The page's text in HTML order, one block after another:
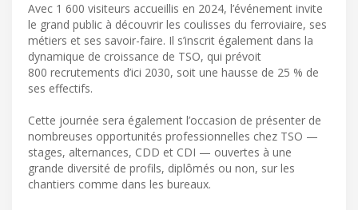
Avec 1 600 visiteurs accueillis en 2024, l’événement invite
le grand public à découvrir les coulisses du ferroviaire, ses
métiers et ses savoir-faire. Il s’inscrit également dans la
dynamique de croissance de TSO, qui prévoit
800 recrutements d’ici 2030, soit une hausse de 25 % de
ses effectifs.
Cette journée sera également l’occasion de présenter de
nombreuses opportunités professionnelles chez TSO —
stages, alternances, CDD et CDI — ouvertes à une
grande diversité de profils, diplômés ou non, sur les
chantiers comme dans les bureaux.